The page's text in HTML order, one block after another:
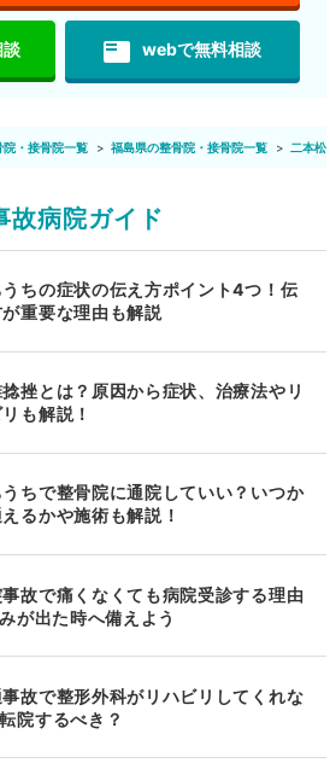
featured_play_list webで無料相談
院・接骨院一覧 福島県の整骨院・接骨院一覧 二本松
故病院ガイド
ちの症状の伝え方ポイント4つ！伝
が重要な理由も解説
挫とは？原因から症状、治療法やリ
も解説！
ちで整骨院に通院していい？いつか
えるかや施術も解説！
故で痛くなくても病院受診する理由
が出た時へ備えよう
故で整形外科がリハビリしてくれな
院するべき？